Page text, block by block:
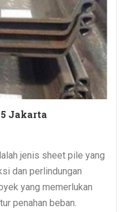
Jakarta
jenis sheet pile yang
dan perlindungan
yang memerlukan
penahan beban.